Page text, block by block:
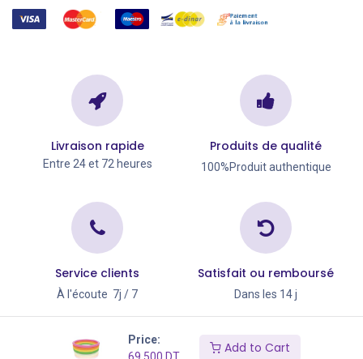
Price:
69,500 DT
Add to Cart
Livraison rapide
Entre 24 et 72 heures
Produits de qualité
100%Produit authentique
Service clients
À l'écoute 7j / 7
Satisfait ou remboursé
Dans les 14 j
Copyright © Go Big 2026